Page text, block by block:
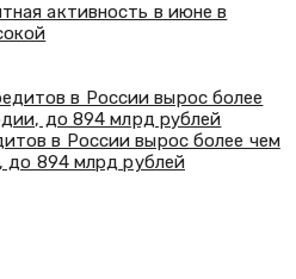
активность в июне в
в России вырос более чем
до 894 млрд рублей